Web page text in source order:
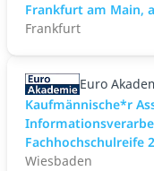
Frankfurt am Main,
Frankfurt
Euro
Kaufmännische*r
Fachhochschulreife
Wiesbaden